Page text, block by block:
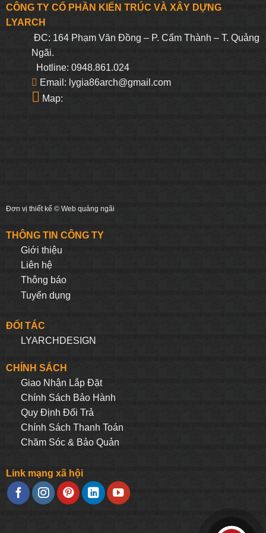
CÔNG TY CỔ PHẦN KIẾN TRÚC VÀ XÂY DỰNG
LYARCH
ĐC: 164 Phạm Văn Đồng – P. Cẩm Thành – T. Quảng
Ngãi.
Hotline: 0948.861.024
Email: lygia86arch@gmail.com
Map:
Đơn vị thiết kế © Web quảng ngãi
THÔNG TIN CÔNG TY
Giới thiệu
Liên hệ
Thông báo
Tuyển dụng
ĐỐI TÁC
LYARCHDESIGN
CHÍNH SÁCH
Giao Nhận Lắp Đặt
Chính Sách Bảo Hành
Quy Định Đối Trả
Chính Sách Thanh Toán
Chăm Sóc & Bảo Quản
Link mạng xã hội